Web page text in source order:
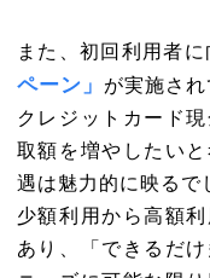
また、初回利用者に
ペーン」 が実施され
クレジットカード
取額を増やしたい
遇は魅力的に映るで
少額利用から高額
あり、「できるだ